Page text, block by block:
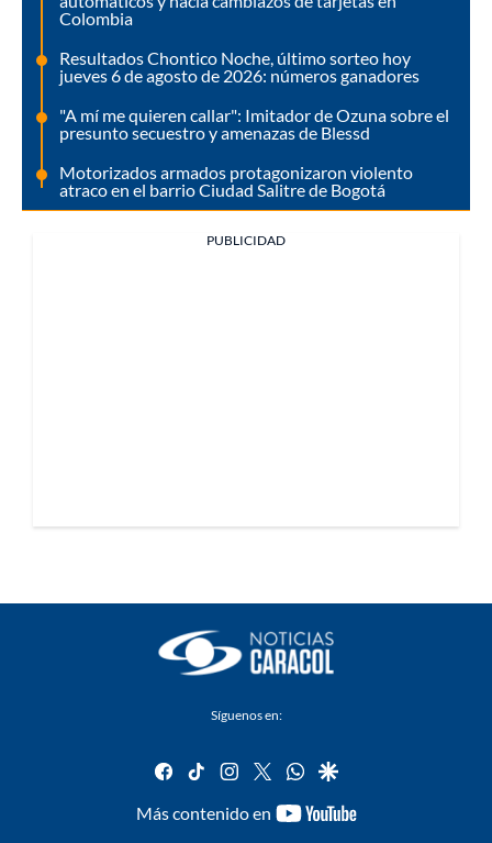
Colombia
Resultados Chontico Noche, último sorteo hoy
jueves 6 de agosto de 2026: números ganadores
"A mí me quieren callar": Imitador de Ozuna sobre el
presunto secuestro y amenazas de Blessd
Motorizados armados protagonizaron violento
atraco en el barrio Ciudad Salitre de Bogotá
PUBLICIDAD
Síguenos en:
facebook
tiktok instagram
twitterwhatsapp
google
Más contenido en
youtube-